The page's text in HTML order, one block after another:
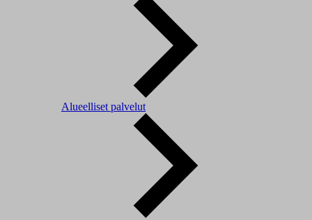
Alueelliset palvelut